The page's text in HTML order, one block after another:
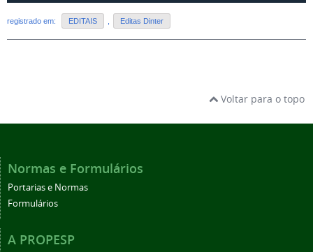
registrado em: EDITAIS Editas Dinter
Voltar para o topo
Normas e Formulários
Portarias e Normas
Formulários
A PROPESP